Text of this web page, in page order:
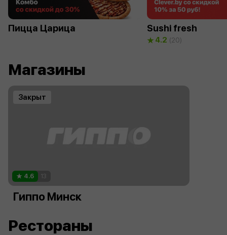
Пицца Царица Sushi fresh
4.2 (20)
Магазины
Закрыт
4.6 13
Гиппо Минск
Рестораны